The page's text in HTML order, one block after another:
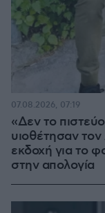
«Δεν το
υιοθέτησαν
εκδοχή για το
στην απολογία
07.08.2026, 07:19